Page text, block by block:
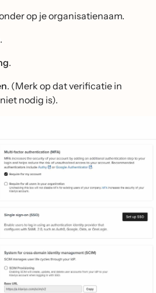
op je organisatienaam.
.
.
. (Merk op dat verificatie in
nodig is).